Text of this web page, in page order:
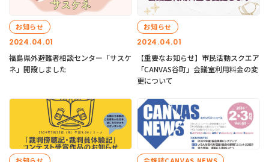
2024.04.01
お知らせ
福島県外避難者相談センター「サスケ
ネ」開設しました
2024.04.01
お知らせ
【重要なお知らせ】市民活動スクエア
「CANVAS谷町」会議室利用料金の変
更について